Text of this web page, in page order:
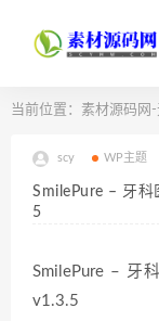
当前位置： 素材源码网
scy WP主题
SmilePure – 牙
5
SmilePure – 牙
v1.3.5